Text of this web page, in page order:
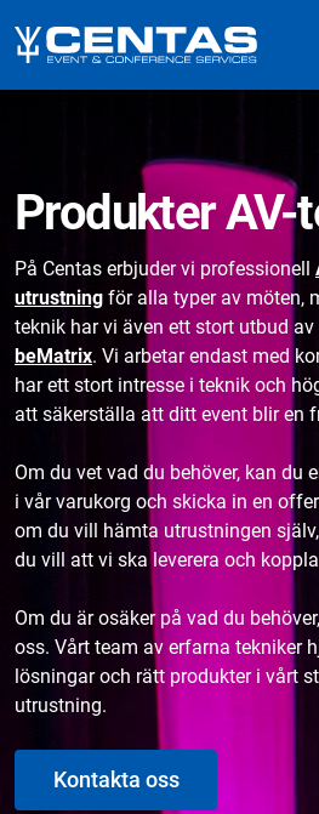
Produkter AV-
På Centas erbjuder vi professionell
utrustning för alla typer av möten,
teknik har vi även ett stort utbud
beMatrix. Vi arbetar endast med
har ett stort intresse i teknik och
att säkerställa att ditt event blir en
Om du vet vad du behöver, kan du
i vår varukorg och skicka in en
om du vill hämta utrustningen
du vill att vi ska leverera och
Om du är osäker på vad du
oss. Vårt team av erfarna tekniker
lösningar och rätt produkter i vårt
utrustning.
Kontakta oss